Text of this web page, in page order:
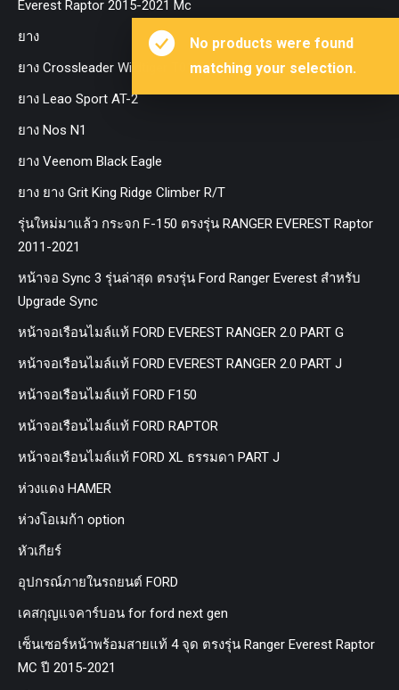
No products were found
matching your selection.
Everest Raptor 2015-2021 Mc
ยาง
ยาง Crossleader Wildtiger T01 Tires
ยาง Leao Sport AT-2
ยาง Nos N1
ยาง Veenom Black Eagle
ยาง ยาง Grit King Ridge Climber R/T
รุ่นใหม่มาแล้ว กระจก F-150 ตรงรุ่น RANGER EVEREST Raptor
2011-2021
หน้าจอ Sync 3 รุ่นล่าสุด ตรงรุ่น Ford Ranger Everest สำหรับ
Upgrade Sync
หน้าจอเรือนไมล์แท้ FORD EVEREST RANGER 2.0 PART G
หน้าจอเรือนไมล์แท้ FORD EVEREST RANGER 2.0 PART J
หน้าจอเรือนไมล์แท้ FORD F150
หน้าจอเรือนไมล์แท้ FORD RAPTOR
หน้าจอเรือนไมล์แท้ FORD XL ธรรมดา PART J
ห่วงแดง HAMER
ห่วงโอเมก้า option
หัวเกียร์
อุปกรณ์ภายในรถยนต์ FORD
เคสกุญแจคาร์บอน for ford next gen
เซ็นเซอร์หน้าพร้อมสายแท้ 4 จุด ตรงรุ่น Ranger Everest Raptor
MC ปี 2015-2021